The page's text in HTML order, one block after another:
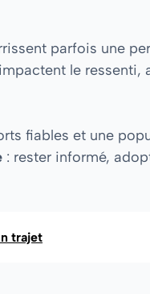
parfois une
le ressenti,
fiables et une
: rester informé,
trajet